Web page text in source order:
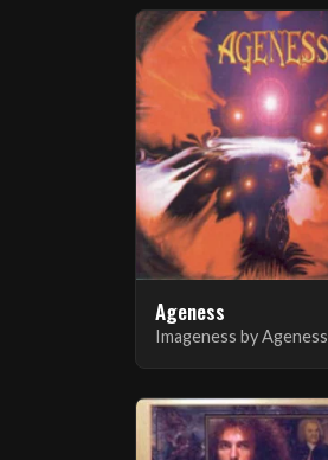
Ageness
Imageness by Ageness